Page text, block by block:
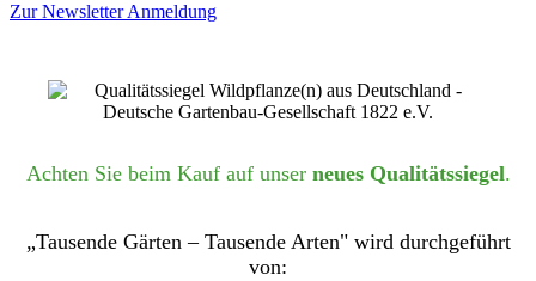
Zur Newsletter Anmeldung
Achten Sie beim Kauf auf unser neues Qualitätssiegel.
„Tausende Gärten – Tausende Arten" wird durchgeführt
von: